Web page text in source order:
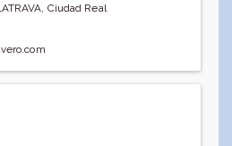
, Ciudad Real